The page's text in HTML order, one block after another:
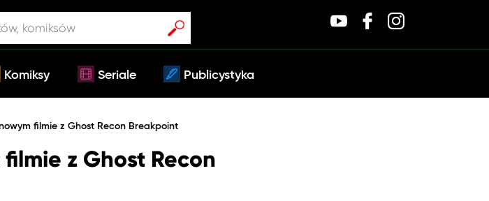
Komiksy Seriale Publicystyka
filmie z Ghost Recon Breakpoint
z Ghost Recon